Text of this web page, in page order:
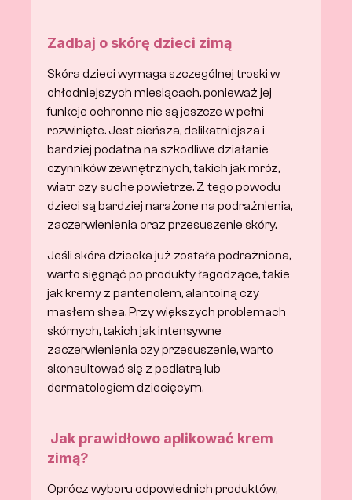
Zadbaj o skórę dzieci zimą
Skóra dzieci wymaga szczególnej troski w
chłodniejszych miesiącach, ponieważ jej
funkcje ochronne nie są jeszcze w pełni
rozwinięte. Jest cieńsza, delikatniejsza i
bardziej podatna na szkodliwe działanie
czynników zewnętrznych, takich jak mróz,
wiatr czy suche powietrze. Z tego powodu
dzieci są bardziej narażone na podrażnienia,
zaczerwienienia oraz przesuszenie skóry.
Jeśli skóra dziecka już została podrażniona,
warto sięgnąć po produkty łagodzące, takie
jak kremy z pantenolem, alantoiną czy
masłem shea. Przy większych problemach
skórnych, takich jak intensywne
zaczerwienienia czy przesuszenie, warto
skonsultować się z pediatrą lub
dermatologiem dziecięcym.
zimą?
Oprócz wyboru odpowiednich produktów,